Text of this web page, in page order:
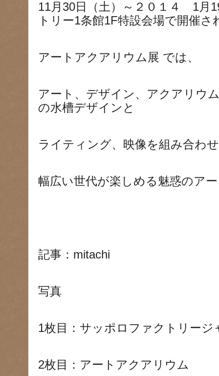
11月30日（土）～２０１４ 1月
トリー1条館1F特設会場で開催さ
アートアクアリウム展 では、
アート、デザイン、アクアリウ
の水槽デザインと
ライティング、映像を組み合わ
幅広い世代が楽しめる魅惑のア
記事：mitachi
写真
1枚目：サッポロファクトリージ
2枚目：アートアクアリウム